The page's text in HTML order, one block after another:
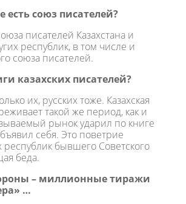
есть союз писателей?
писателей Казахстана и
республик, в том числе и
союза писателей.
казахских писателей?
их, русских тоже. Казахская
такой же период, как и
рынок ударил по книге
себя. Это поветрие
республик бывшего Советского
беда.
– миллионные тиражи
…